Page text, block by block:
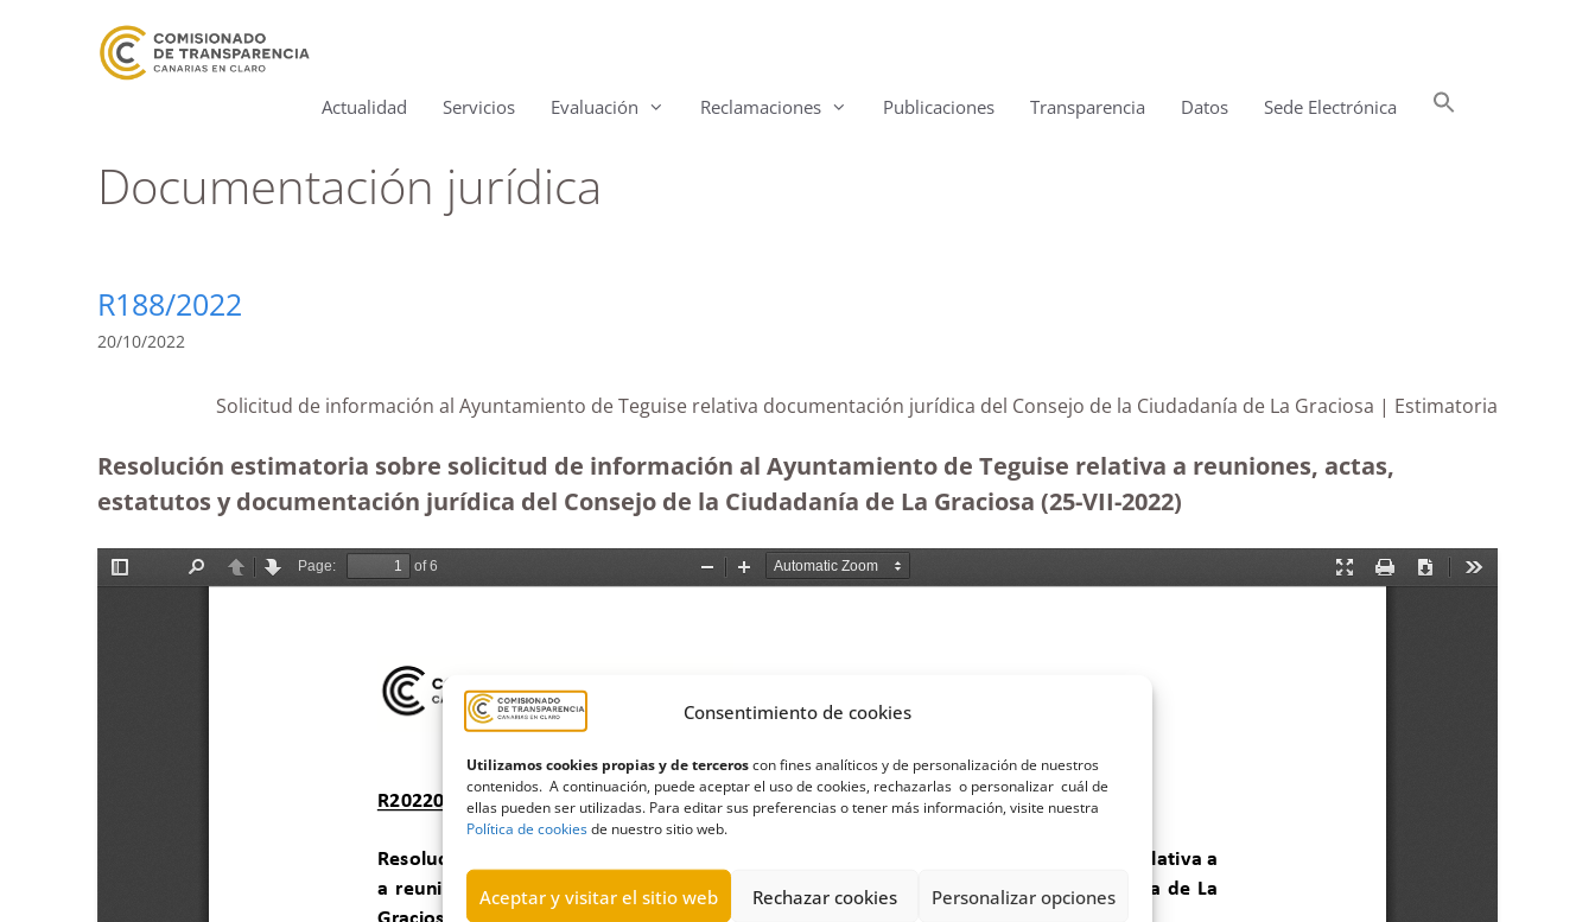
Consentimiento de cookies
Utilizamos cookies propias y de terceroscon fines analíticos y de personalización de nuestros
contenidos. A continuación, puede aceptar el uso de cookies, rechazarlas o personalizar cuál de
ellas pueden ser utilizadas. Para editar sus preferencias o tener más información, visite nuestra
Política de cookiesde nuestro sitio web.
Aceptar y visitar el sitio web Rechazar cookies Personalizar opciones
Actualidad Servicios Evaluación Reclamaciones Publicaciones Transparencia Datos Sede Electrónica
Documentación jurídica
R188/2022
20/10/2022
Solicitud de información al Ayuntamiento de Teguise relativa documentación jurídica del Consejo de la Ciudadanía de La Graciosa | Estimatoria
Resolución estimatoria sobre solicitud de información al Ayuntamiento de Teguise relativa a reuniones, actas,
estatutos y documentación jurídica del Consejo de la Ciudadanía de La Graciosa (25-VII-2022)